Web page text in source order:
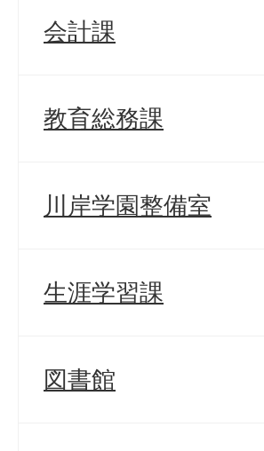
会計課
教育総務課
川岸学園整備室
生涯学習課
図書館